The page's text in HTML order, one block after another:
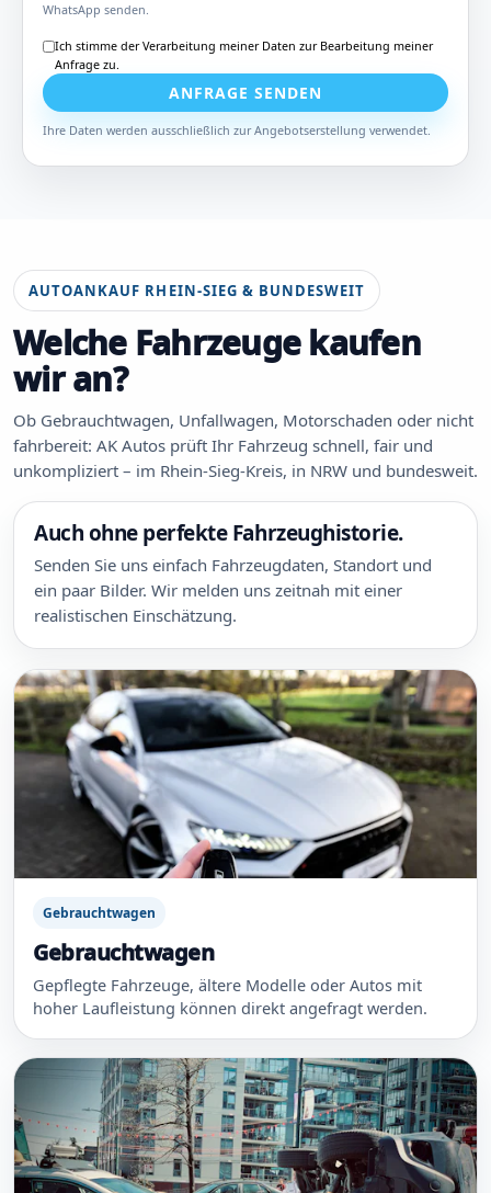
WhatsApp senden.
Ich stimme der Verarbeitung meiner Daten zur Bearbeitung meiner
Anfrage zu.
ANFRAGE SENDEN
Ihre Daten werden ausschließlich zur Angebotserstellung verwendet.
AUTOANKAUF RHEIN-SIEG & BUNDESWEIT
Welche Fahrzeuge kaufen
wir an?
Ob Gebrauchtwagen, Unfallwagen, Motorschaden oder nicht
fahrbereit: AK Autos prüft Ihr Fahrzeug schnell, fair und
unkompliziert – im Rhein-Sieg-Kreis, in NRW und bundesweit.
Auch ohne perfekte Fahrzeughistorie.
Senden Sie uns einfach Fahrzeugdaten, Standort und
ein paar Bilder. Wir melden uns zeitnah mit einer
realistischen Einschätzung.
Gebrauchtwagen
Gebrauchtwagen
Gepflegte Fahrzeuge, ältere Modelle oder Autos mit
hoher Laufleistung können direkt angefragt werden.